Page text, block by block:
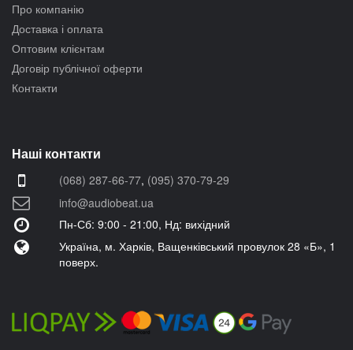
Про компанію
Доставка і оплата
Оптовим клієнтам
Договір публічної оферти
Контакти
Наші контакти
(068) 287-66-77, (095) 370-79-29
info@audiobeat.ua
Пн-Сб: 9:00 - 21:00, Нд: вихідний
Україна, м. Харків, Ващенківський провулок 28 «Б», 1
поверх.